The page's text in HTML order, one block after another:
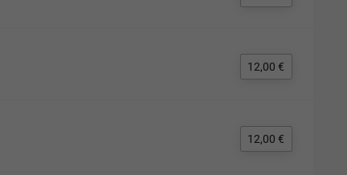
12,00 €
12,00 €